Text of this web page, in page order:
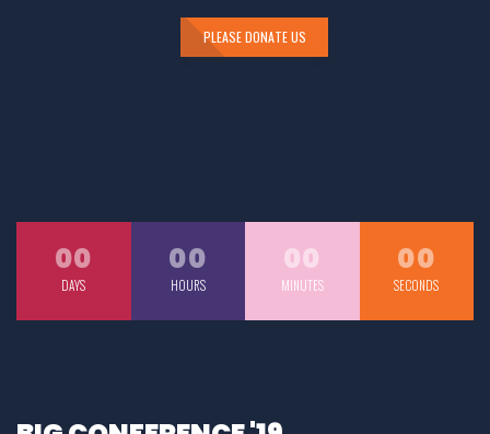
PLEASE DONATE US
00
DAYS
00
HOURS
00
MINUTES
00
SECONDS